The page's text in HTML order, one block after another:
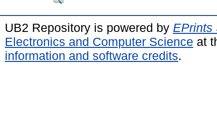
UB2 Repository is powered by EPrints
Electronics and Computer Science at
information and software credits.